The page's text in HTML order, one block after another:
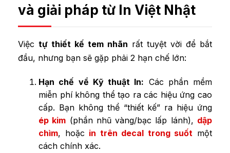
và giải pháp từ In Việt Nhật
Việc tự thiết kế tem nhãn rất tuyệt vời để bắt
đầu, nhưng bạn sẽ gặp phải 2 hạn chế lớn:
Hạn chế về Kỹ thuật In: Các phần mềm
miễn phí không thể tạo ra các hiệu ứng cao
cấp. Bạn không thể “thiết kế” ra hiệu ứng
ép kim (phần nhũ vàng/bạc lấp lánh), dập
chìm, hoặc in trên decal trong suốt một
cách chính xác.